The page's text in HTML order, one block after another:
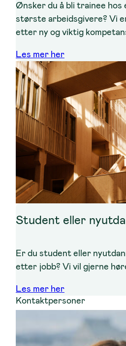
Ønsker du å bli trainee hos
største arbeidsgivere? Vi
etter ny og viktig
Les mer her
Student eller
Er du student eller
etter jobb? Vi vil gjerne
Les mer her
Kontaktpersoner